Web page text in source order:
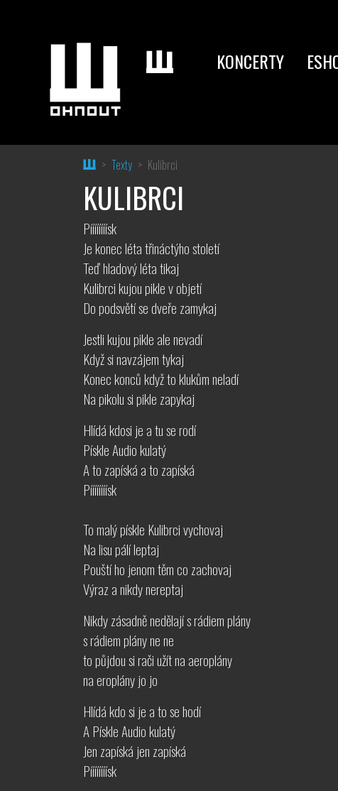
KONCERTY
HomeTexty Kulibrci
KULIBRCI
Píííííííísk
Je konec léta třináctýho století
Teď hladový léta tikaj
Kulibrci kujou pikle v objetí
Do podsvětí se dveře zamykaj
Jestli kujou pikle ale nevadí
Když si navzájem tykaj
Konec konců když to klukům neladí
Na pikolu si pikle zapykaj
Hlídá kdosi je a tu se rodí
Pískle Audio kulatý
A to zapíská a to zapíská
Píííííííísk
To malý pískle Kulibrci vychovaj
Na lisu pálí leptaj
Pouští ho jenom těm co zachovaj
Výraz a nikdy nereptaj
Nikdy zásadně nedělají s rádiem plány
s rádiem plány ne ne
to půjdou si rači užít na aeroplány
na eroplány jo jo
Hlídá kdo si je a to se hodí
A Pískle Audio kulatý
Jen zapíská jen zapíská
Píííííííísk